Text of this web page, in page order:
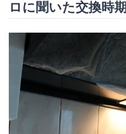
ロに聞いた交換時